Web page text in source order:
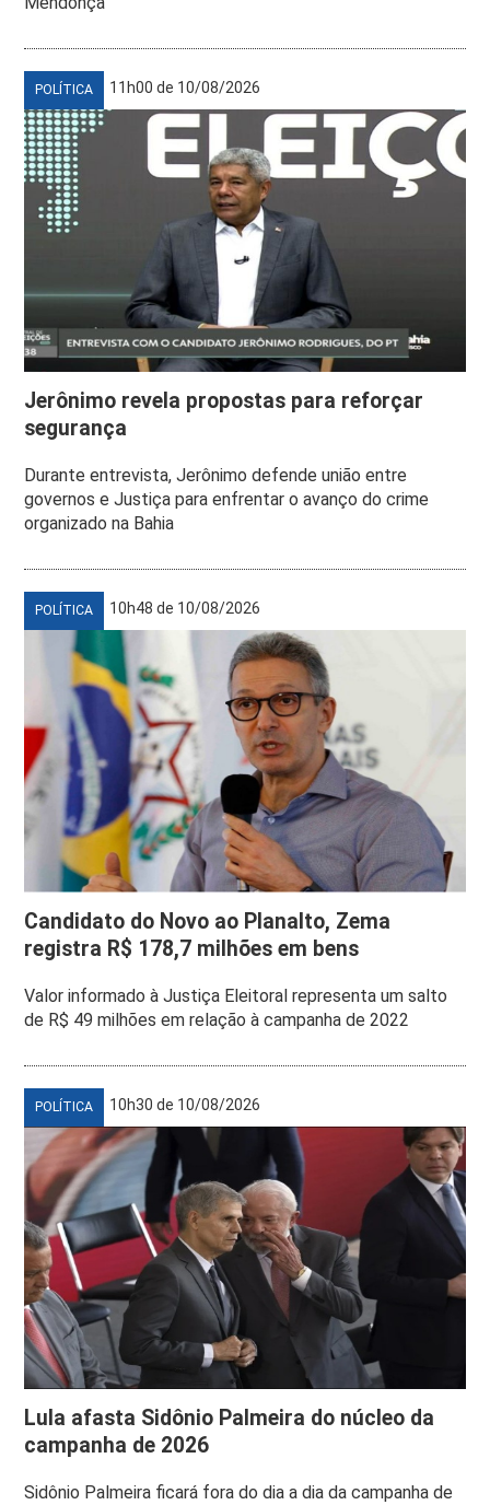
POLÍTICA 11h00 de 10/08/2026
Jerônimo revela propostas para reforçar
segurança
Durante entrevista, Jerônimo defende união entre
governos e Justiça para enfrentar o avanço do crime
organizado na Bahia
POLÍTICA 10h48 de 10/08/2026
Candidato do Novo ao Planalto, Zema
registra R$ 178,7 milhões em bens
Valor informado à Justiça Eleitoral representa um salto
de R$ 49 milhões em relação à campanha de 2022
POLÍTICA 10h30 de 10/08/2026
Lula afasta Sidônio Palmeira do núcleo da
campanha de 2026
Sidônio Palmeira ficará fora do dia a dia da campanha de